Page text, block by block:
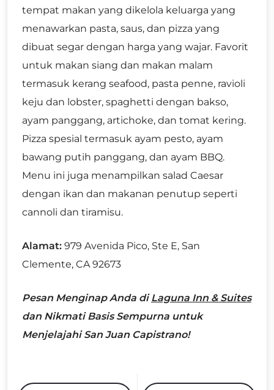
tempat makan yang dikelola keluarga yang
menawarkan pasta, saus, dan pizza yang
dibuat segar dengan harga yang wajar. Favorit
untuk makan siang dan makan malam
termasuk kerang seafood, pasta penne, ravioli
keju dan lobster, spaghetti dengan bakso,
ayam panggang, artichoke, dan tomat kering.
Pizza spesial termasuk ayam pesto, ayam
bawang putih panggang, dan ayam BBQ.
Menu ini juga menampilkan salad Caesar
dengan ikan dan makanan penutup seperti
cannoli dan tiramisu.
Alamat: 979 Avenida Pico, Ste E, San
Clemente, CA 92673
Pesan Menginap Anda diLaguna Inn & Suites
dan Nikmati Basis Sempurna untuk
Menjelajahi San Juan Capistrano!